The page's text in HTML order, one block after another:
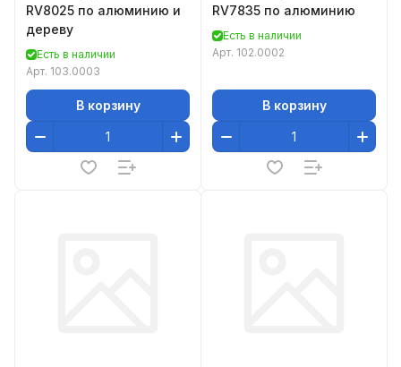
RV8025 по алюминию и
дереву
Есть в наличии
Арт. 103.0003
В корзину
RV7835 по алюминию
Есть в наличии
Арт. 102.0002
В корзину